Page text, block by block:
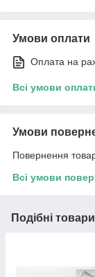
Умови оплати
Оплата на
Всі умови
Умови
Повернення
Всі умови
Подібні